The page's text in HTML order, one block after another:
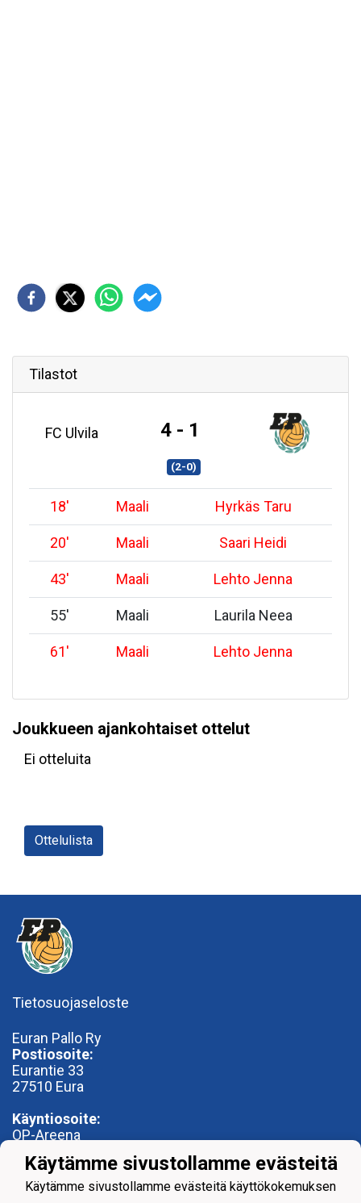
Tilastot
FC Ulvila 4 - 1
(2-0)
18' Maali Hyrkäs Taru
20' Maali Saari Heidi
43' Maali Lehto Jenna
55' Maali Laurila Neea
61' Maali Lehto Jenna
Joukkueen ajankohtaiset ottelut
Ei otteluita
Ottelulista
Tietosuojaseloste
Euran Pallo Ry
Postiosoite:
Eurantie 33
27510 Eura
Käyntiosoite:
OP-Areena
27500 Kauttua
toimisto@euranpallo.fi
Käytämme sivustollamme evästeitä
Käytämme sivustollamme evästeitä käyttökokemuksen